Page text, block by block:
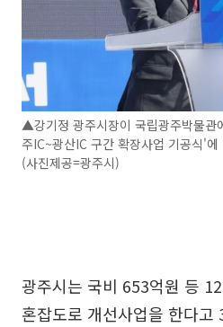
▲강기정 광주시장이 국립광주박물관
주IC~광산IC 구간 확장사업 기공식'
(사진제공=광주시)
광주시는 국비 653억원 등
혼잡도로 개선사업을 한다고